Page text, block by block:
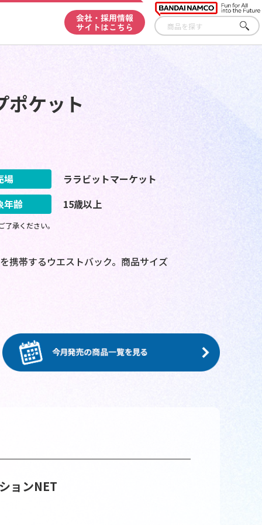
会社・採用情報
サイトはこちら
さが
す
ケット
場
ララビットマーケット
年齢
15歳以上
承ください。
携帯するウエストバック。商品サイズ
ョンNET